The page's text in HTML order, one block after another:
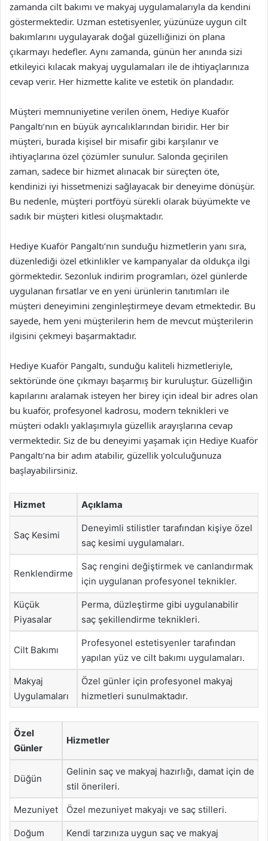
zamanda cilt bakımı ve makyaj uygulamalarıyla da kendini
göstermektedir. Uzman estetisyenler, yüzünüze uygun cilt
bakımlarını uygulayarak doğal güzelliğinizi ön plana
çıkarmayı hedefler. Aynı zamanda, günün her anında sizi
etkileyici kılacak makyaj uygulamaları ile de ihtiyaçlarınıza
cevap verir. Her hizmette kalite ve estetik ön plandadır.
Müşteri memnuniyetine verilen önem, Hediye Kuaför
Pangaltı’nın en büyük ayrıcalıklarından biridir. Her bir
müşteri, burada kişisel bir misafir gibi karşılanır ve
ihtiyaçlarına özel çözümler sunulur. Salonda geçirilen
zaman, sadece bir hizmet alınacak bir süreçten öte,
kendinizi iyi hissetmenizi sağlayacak bir deneyime dönüşür.
Bu nedenle, müşteri portföyü sürekli olarak büyümekte ve
sadık bir müşteri kitlesi oluşmaktadır.
Hediye Kuaför Pangaltı’nın sunduğu hizmetlerin yanı sıra,
düzenlediği özel etkinlikler ve kampanyalar da oldukça ilgi
görmektedir. Sezonluk indirim programları, özel günlerde
uygulanan fırsatlar ve en yeni ürünlerin tanıtımları ile
müşteri deneyimini zenginleştirmeye devam etmektedir. Bu
sayede, hem yeni müşterilerin hem de mevcut müşterilerin
ilgisini çekmeyi başarmaktadır.
Hediye Kuaför Pangaltı, sunduğu kaliteli hizmetleriyle,
sektöründe öne çıkmayı başarmış bir kuruluştur. Güzelliğin
kapılarını aralamak isteyen her birey için ideal bir adres olan
bu kuaför, profesyonel kadrosu, modern teknikleri ve
müşteri odaklı yaklaşımıyla güzellik arayışlarına cevap
vermektedir. Siz de bu deneyimi yaşamak için Hediye Kuaför
Pangaltı’na bir adım atabilir, güzellik yolculuğunuza
başlayabilirsiniz.
Hizmet Açıklama
Saç Kesimi
Deneyimli stilistler tarafından kişiye özel
saç kesimi uygulamaları.
Renklendirme
Saç rengini değiştirmek ve canlandırmak
için uygulanan profesyonel teknikler.
Küçük
Piyasalar
Perma, düzleştirme gibi uygulanabilir
saç şekillendirme teknikleri.
Cilt Bakımı
Profesyonel estetisyenler tarafından
yapılan yüz ve cilt bakımı uygulamaları.
Makyaj
Uygulamaları
Özel günler için profesyonel makyaj
hizmetleri sunulmaktadır.
Özel
Günler
Hizmetler
Düğün
Gelinin saç ve makyaj hazırlığı, damat için de
stil önerileri.
Mezuniyet Özel mezuniyet makyajı ve saç stilleri.
Doğum
Kendi tarzınıza uygun saç ve makyaj